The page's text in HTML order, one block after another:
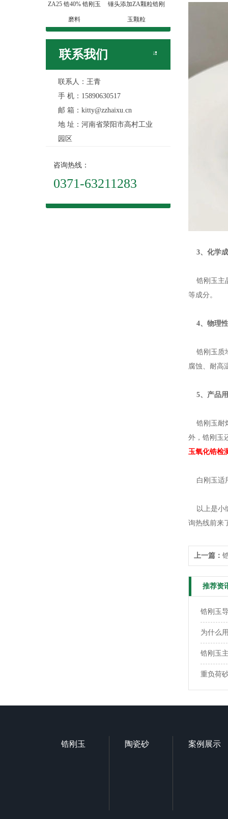
ZA25 锆40% 锆刚玉
磨料
锤头添加ZA颗粒锆刚
玉颗粒
联系我们
联系人：王青
手 机：15890630517
邮 箱：kitty@zzhaixu.cn
地 址：河南省荥阳市高村工业
园区
咨询热线：
0371-63211283
3、化学
锆刚玉主
等成分。
4、物理
锆刚玉质
腐蚀、耐高
5、产品
锆刚玉耐
外，锆刚玉
玉氧化锆检
白刚玉适
以上是小
询热线前来
上一篇：
推荐资
锆刚玉
为什么
锆刚玉
重负荷
锆刚玉 陶瓷砂 案例展示